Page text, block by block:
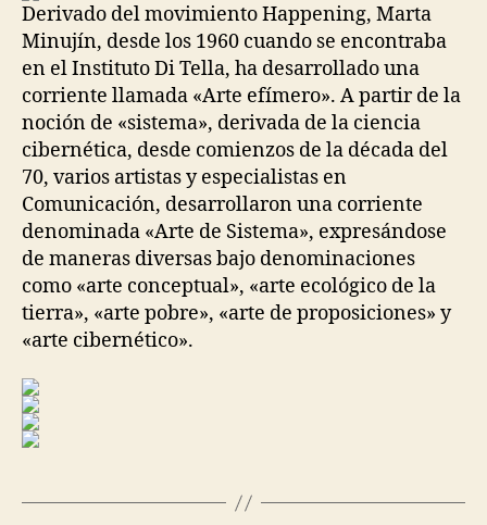
Derivado del movimiento Happening, Marta
Minujín, desde los 1960 cuando se encontraba
en el Instituto Di Tella, ha desarrollado una
corriente llamada «Arte efímero». A partir de la
noción de «sistema», derivada de la ciencia
cibernética, desde comienzos de la década del
70, varios artistas y especialistas en
Comunicación, desarrollaron una corriente
denominada «Arte de Sistema», expresándose
de maneras diversas bajo denominaciones
como «arte conceptual», «arte ecológico de la
tierra», «arte pobre», «arte de proposiciones» y
«arte cibernético».